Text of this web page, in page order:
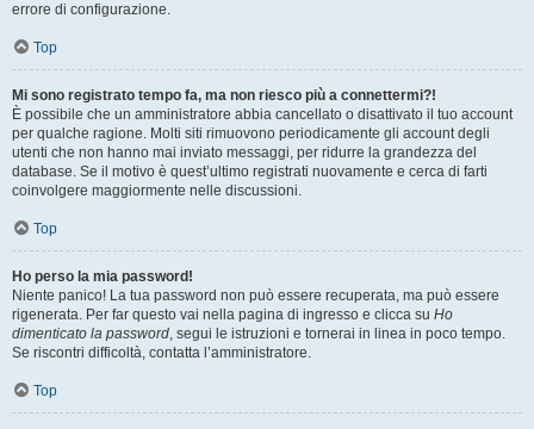
errore di configurazione.
Top
Mi sono registrato tempo fa, ma non riesco più a connettermi?!
È possibile che un amministratore abbia cancellato o disattivato il tuo account
per qualche ragione. Molti siti rimuovono periodicamente gli account degli
utenti che non hanno mai inviato messaggi, per ridurre la grandezza del
database. Se il motivo è quest’ultimo registrati nuovamente e cerca di farti
coinvolgere maggiormente nelle discussioni.
Top
Ho perso la mia password!
Niente panico! La tua password non può essere recuperata, ma può essere
rigenerata. Per far questo vai nella pagina di ingresso e clicca su Ho
dimenticato la password, segui le istruzioni e tornerai in linea in poco tempo.
Se riscontri difficoltà, contatta l’amministratore.
Top